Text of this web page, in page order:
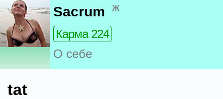
Sacrum ж
Карма 224
О себе
tat